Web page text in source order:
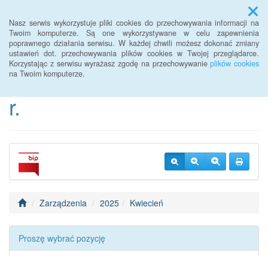
Nasz serwis wykorzystuje pliki cookies do przechowywania informacji na
Twoim komputerze. Są one wykorzystywane w celu zapewnienia
poprawnego działania serwisu. W każdej chwili możesz dokonać zmiany
ustawień dot. przechowywania plików cookies w Twojej przeglądarce.
Korzystając z serwisu wyrażasz zgodę na przechowywanieplików cookies
na Twoim komputerze.
Menu
BIP Urzędu Gminy
Janowice Wielkie od 2022
r.
Zarządzenia 2025 Kwiecień
Proszę wybrać pozycję